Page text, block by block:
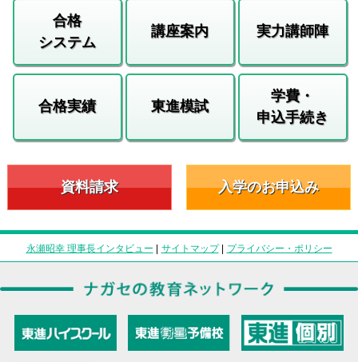
合格
システム
講座案内 実力講師陣
合格実績 東進模試
学費・
申込手続き
資料請求 入学のお申込み
永瀬昭幸 理事長インタビュー | サイトマップ| プライバシー・ポリシー